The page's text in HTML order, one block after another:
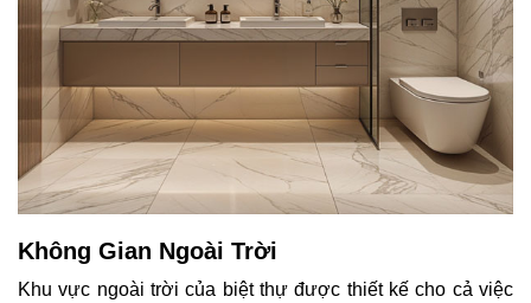
Không Gian Ngoài Trời
Khu vực ngoài trời của biệt thự được thiết kế cho cả việc